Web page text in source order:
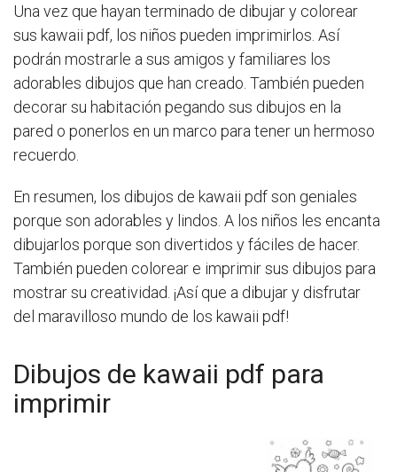
Una vez que hayan terminado de dibujar y colorear
sus kawaii pdf, los niños pueden imprimirlos. Así
podrán mostrarle a sus amigos y familiares los
adorables dibujos que han creado. También pueden
decorar su habitación pegando sus dibujos en la
pared o ponerlos en un marco para tener un hermoso
recuerdo.
En resumen, los dibujos de kawaii pdf son geniales
porque son adorables y lindos. A los niños les encanta
dibujarlos porque son divertidos y fáciles de hacer.
También pueden colorear e imprimir sus dibujos para
mostrar su creatividad. ¡Así que a dibujar y disfrutar
del maravilloso mundo de los kawaii pdf!
Dibujos de kawaii pdf para
imprimir